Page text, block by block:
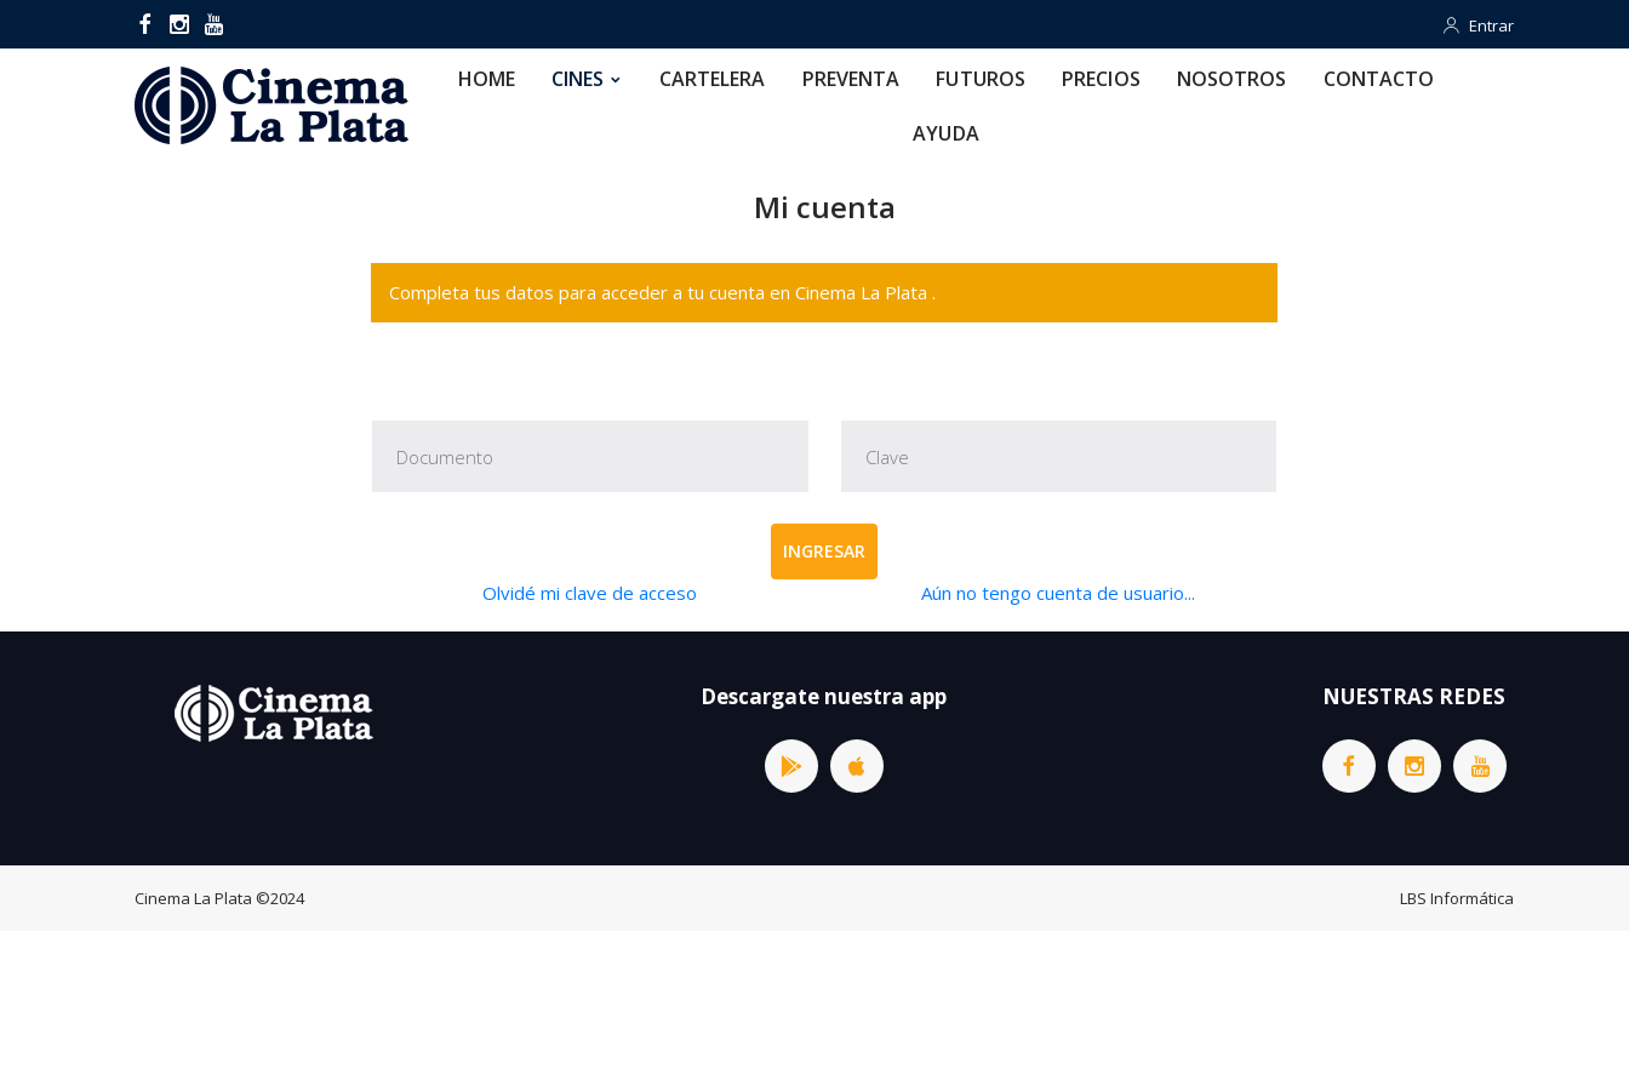
Entrar
Entrar
HOME CINES CARTELERA PREVENTA FUTUROS PRECIOS NOSOTROS CONTACTO
AYUDA
Mi cuenta
Completa tus datos para acceder a tu cuenta en Cinema La Plata .
INGRESAR
Olvidé mi clave de acceso Aún no tengo cuenta de usuario...
Descargate nuestra app NUESTRAS REDES
Cinema La Plata ©2024 LBS Informática